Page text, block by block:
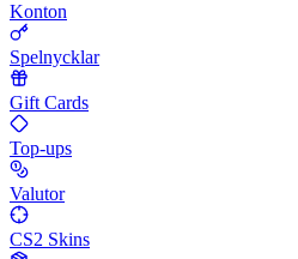
Konton
Spelnycklar
Gift Cards
Top-ups
Valutor
CS2 Skins